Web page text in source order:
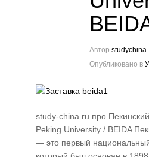
Автор studychina
Опубликовано в
study-china.ru про
Peking University / BEIDA
— это первый национальный